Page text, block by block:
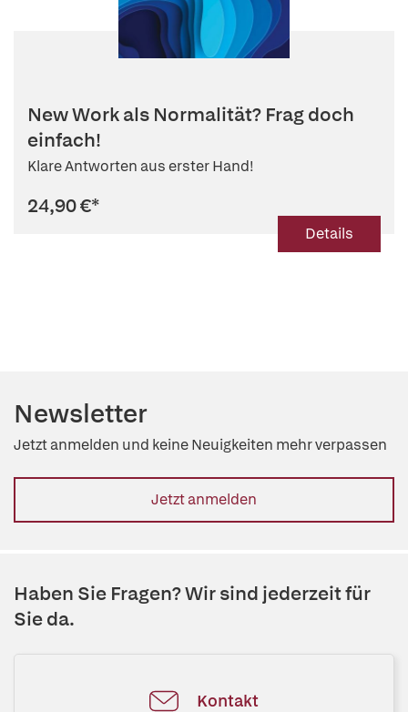
New Work als Normalität? Frag doch
einfach!
Klare Antworten aus erster Hand!
24,90 €*
Details
Newsletter
Jetzt anmelden und keine Neuigkeiten mehr verpassen
Jetzt anmelden
Haben Sie Fragen? Wir sind jederzeit für
Sie da.
Kontakt